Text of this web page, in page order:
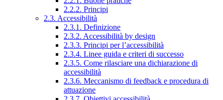
2.2.2. Principi
2.3. Accessibilità
2.3.1. Definizione
2.3.2. Accessibilità by design
2.3.3. Principi per l’accessibilità
2.3.4. Linee guida e criteri di successo
2.3.5. Come rilasciare una dichiarazione di
accessibilità
2.3.6. Meccanismo di feedback e procedura di
attuazione